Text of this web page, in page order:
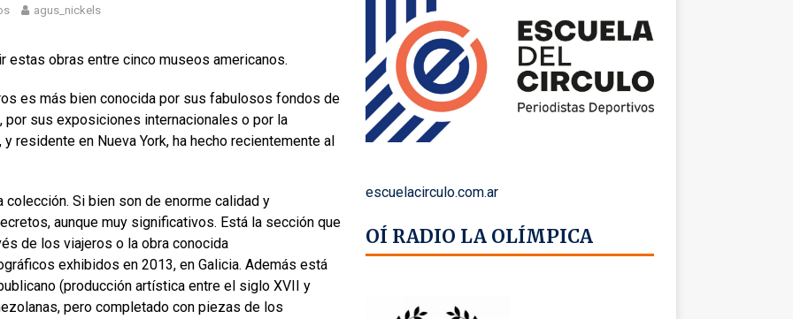
agus_nickels
estas obras entre cinco museos americanos.
es más bien conocida por sus fabulosos fondos de
por sus exposiciones internacionales o por la
residente en Nueva York, ha hecho recientemente al
Si bien son de enorme calidad y
aunque muy significativos. Está la sección que
de los viajeros o la obra conocida
exhibidos en 2013, en Galicia. Además está
(producción artística entre el siglo XVII y
pero completado con piezas de los
escuelacirculo.com.ar
OÍ RADIO LA OLÍMPICA